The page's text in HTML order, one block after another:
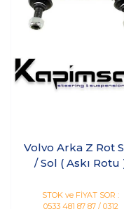
Volvo Arka Z Rot
/ Sol ( Askı Rotu
STOK ve FİYAT SOR :
0533 481 87 87 / 0312